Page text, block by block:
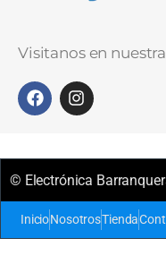
Visitanos en
© Electrónica
InicioNosotrosTienda